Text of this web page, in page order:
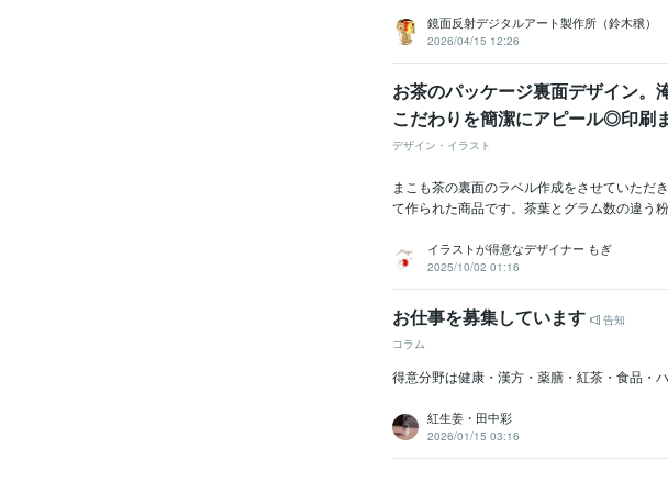
鏡面反射デジタルアート製作所（鈴木穣）
2026/04/15 12:26
お茶のパッケージ裏面デザイン。
こだわりを簡潔にアピール◎印刷
デザイン・イラスト
まこも茶の裏面のラベル作成をさせていただ
て作られた商品です。茶葉とグラム数の違う
イラストが得意なデザイナー もぎ
2025/10/02 01:16
お仕事を募集しています
告知
コラム
得意分野は健康・漢方・薬膳・紅茶・食品・
紅生姜・田中彩
2026/01/15 03:16